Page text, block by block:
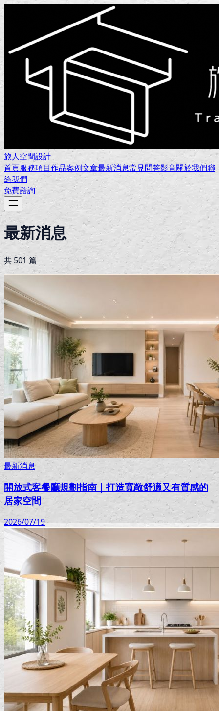
旅人空間設計
首頁服務項目作品案例文章最新消息常見問答影音關於我們聯
絡我們
免費諮詢
最新消息
共 501 篇
最新消息
開放式客餐廳規劃指南｜打造寬敞舒適又有質感的
居家空間
2026/07/19